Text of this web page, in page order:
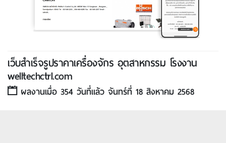
เว็บสําเร็จรูปราคาเครื่องจักร อุตสาหกรรม โรงงาน
welltechctrl.com
ผลงานเมื่อ 354 วันที่แล้ว จันทร์ที่ 18 สิงหาคม 2568